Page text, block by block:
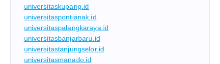
universitaskupang.id
universitaspontianak.id
universitaspalangkaraya.id
universitasbanjarbaru.id
universitastanjungselor.id
universitasmanado.id